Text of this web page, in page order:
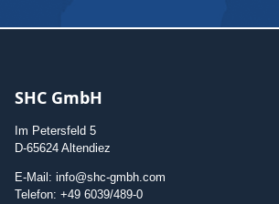
SHC GmbH
Im Petersfeld 5
D-65624 Altendiez
E-Mail: info@shc-gmbh.com
Telefon: +49 6039/489-0